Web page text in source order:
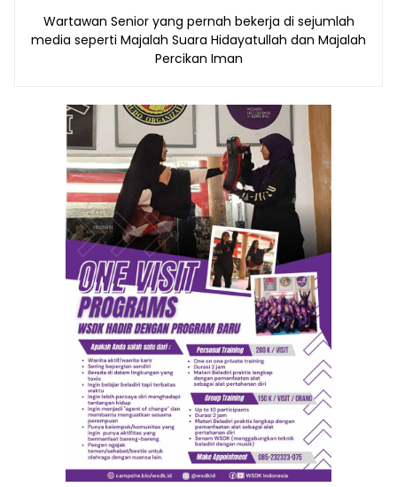
Wartawan Senior yang pernah bekerja di sejumlah
media seperti Majalah Suara Hidayatullah dan Majalah
Percikan Iman